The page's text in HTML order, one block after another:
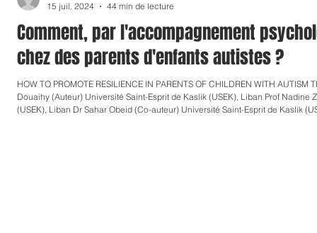
Comment, par l'accompagnement
chez des parents d'enfants autistes ?
HOW TO PROMOTE RESILIENCE IN PARENTS OF CHILDREN WITH AUTISM
Douaihy (Auteur) Université Saint-Esprit de Kaslik (USEK), Liban Prof Nadine
(USEK), Liban Dr Sahar Obeid (Co-auteur) Université Saint-Esprit de Kaslik
15 juil. 2024
44 min de lecture